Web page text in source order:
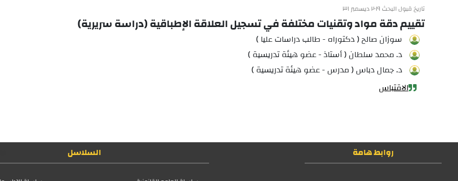
تاريخ قبول البحث ٢٠١٩ ديسمبر ٣١
تقييم دقة مواد وتقنيات مختلفة في تسجيل العلاقة الإطباقية (دراسة سريرية)
سوزان صالح ( دكتوراه - طالب دراسات عليا )
د. محمد سلطان ( أستاذ - عضو هيئة تدريسية )
د. جمال دباس ( مدرس - عضو هيئة تدريسية )
الاقتباس
روابط هامة السلاسل